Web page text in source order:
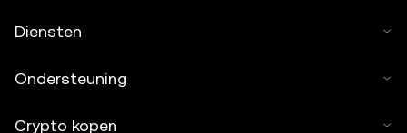
Diensten
Ondersteuning
Crypto kopen